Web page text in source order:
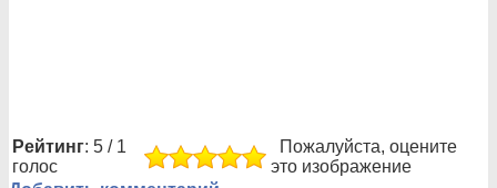
Рейтинг: 5 / 1
голос
Пожалуйста, оцените
это изображение